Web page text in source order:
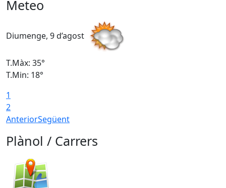
Meteo
Diumenge, 9 d’agost
T.Màx: 35°
T.Min: 18°
1
2
AnteriorSegüent
Plànol / Carrers